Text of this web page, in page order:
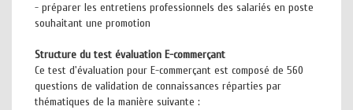
- préparer les entretiens professionnels des salariés en poste
souhaitant une promotion
Structure du test évaluation E-commerçant
Ce test d'évaluation pour E-commerçant est composé de 560
questions de validation de connaissances réparties par
thématiques de la manière suivante :